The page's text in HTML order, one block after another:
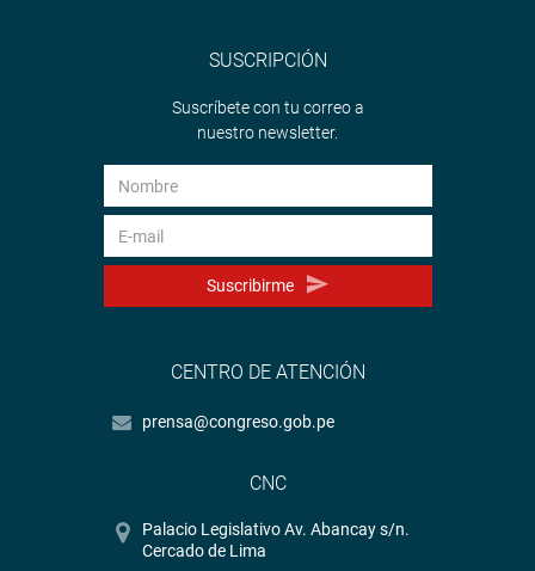
SUSCRIPCIÓN
Suscríbete con tu correo a
nuestro newsletter.
Suscribirme
CENTRO DE ATENCIÓN
prensa@congreso.gob.pe
CNC
Palacio Legislativo Av. Abancay s/n.
Cercado de Lima